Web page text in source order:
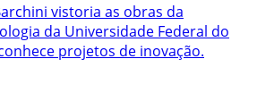
vistoria as obras da
da Universidade Federal do
projetos de inovação.